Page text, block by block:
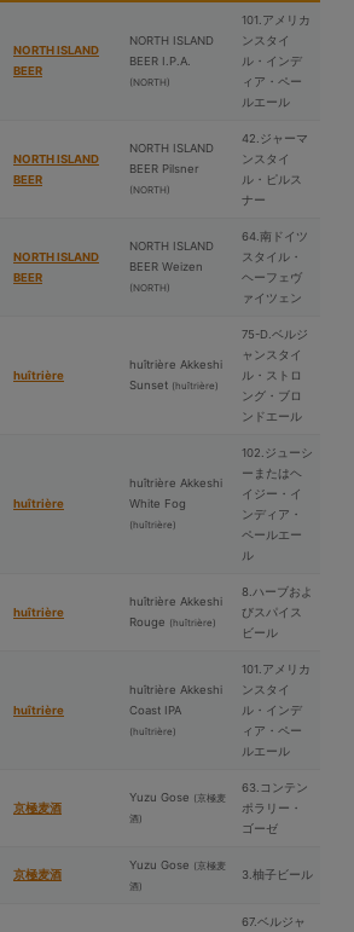
NORTH ISLAND
BEER
NORTH ISLAND
BEER I.P.A.
(NORTH)
101.アメリカ
ンスタイ
ル・インデ
ィア・ペー
ルエール
NORTH ISLAND
BEER
NORTH ISLAND
BEER Pilsner
(NORTH)
42.ジャーマ
ンスタイ
ル・ピルス
ナー
NORTH ISLAND
BEER
NORTH ISLAND
BEER Weizen
(NORTH)
64.南ドイツ
スタイル・
ヘーフェヴ
ァイツェン
huîtrière
huîtrière Akkeshi
Sunset (huîtrière)
75-D.ベルジ
ャンスタイ
ル・ストロ
ング・ブロ
ンドエール
huîtrière
huîtrière Akkeshi
White Fog
(huîtrière)
102.ジューシ
ーまたはヘ
イジー・イ
ンディア・
ペールエー
ル
huîtrière
huîtrière Akkeshi
Rouge (huîtrière)
8.ハーブおよ
びスパイス
ビール
huîtrière
huîtrière Akkeshi
Coast IPA
(huîtrière)
101.アメリカ
ンスタイ
ル・インデ
ィア・ペー
ルエール
京極⻨酒
Yuzu Gose (京極⻨
酒)
63.コンテン
ポラリー・
ゴーゼ
京極⻨酒
Yuzu Gose (京極⻨
酒)
3.柚子ビール
67.ベルジャ